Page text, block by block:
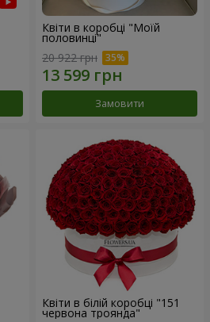
Квіти в коробці "Моїй
половинці"
20 922 грн
Замовити
Квіти в білій коробці "151
червона троянда"